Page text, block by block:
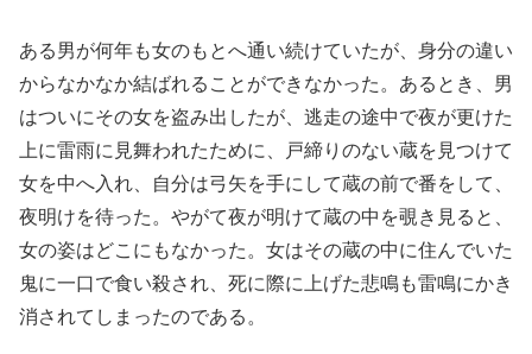
ある男が何年も女のもとへ通い続けていたが、身分の違い
からなかなか結ばれることができなかった。あるとき、男
はついにその女を盗み出したが、逃走の途中で夜が更けた
上に雷雨に見舞われたために、戸締りのない蔵を見つけて
女を中へ入れ、自分は弓矢を手にして蔵の前で番をして、
夜明けを待った。やがて夜が明けて蔵の中を覗き見ると、
女の姿はどこにもなかった。女はその蔵の中に住んでいた
鬼に一口で食い殺され、死に際に上げた悲鳴も雷鳴にかき
消されてしまったのである。